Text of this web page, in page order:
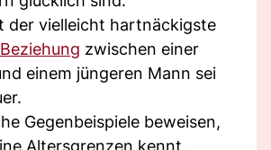
der vielleicht hartnäckigste
Beziehung zwischen einer
einem jüngeren Mann sei
Gegenbeispiele beweisen,
Altersgrenzen kennt.